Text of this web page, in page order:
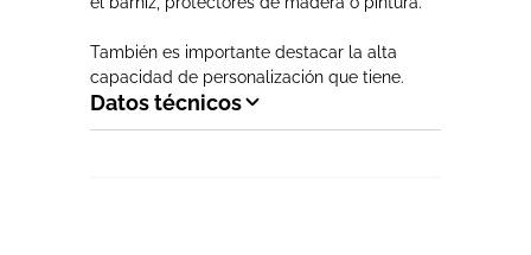
También es importante destacar la alta
capacidad de personalización que tiene.
Datos técnicos